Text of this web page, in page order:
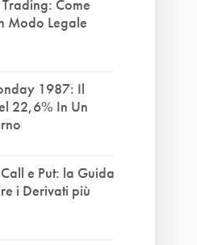
Trading: Come
Modo Legale
1987: Il
22,6% In Un
e Put: la Guida
i Derivati più